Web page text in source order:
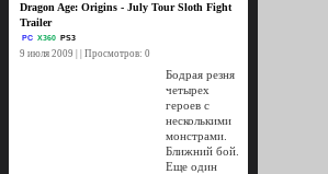
Dragon Age: Origins - July Tour Sloth Fight
Trailer
PC X360 PS3
9 июля 2009 | | Просмотров: 0
Бодрая резня
четырех
героев с
несколькими
монстрами.
Ближний бой.
Еще один